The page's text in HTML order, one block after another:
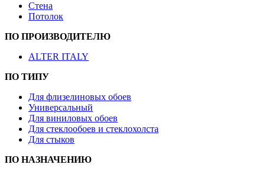
Стена
Потолок
ПО ПРОИЗВОДИТЕЛЮ
ALTER ITALY
ПО ТИПУ
Для флизелиновых обоев
Универсальный
Для виниловых обоев
Для стеклообоев и стеклохолста
Для стыков
ПО НАЗНАЧЕНИЮ